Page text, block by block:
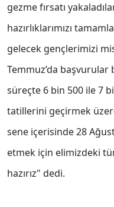
gezme fırsatı
hazırlıklarımızı
gelecek gençlerimizi
Temmuz’da başvurular
süreçte 6 bin 500 ile 7
tatillerini geçirmek
sene içerisinde 28
etmek için elimizdeki
hazırız" dedi.